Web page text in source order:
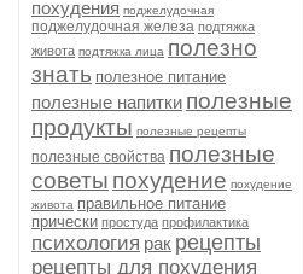
похудения поджелудочная
поджелудочная железа подтяжка
живота подтяжка лица полезно
знать полезное питание
полезные напитки полезные
продукты полезные рецепты
полезные свойства полезные
советы похудение похудение
живота правильное питание
прически простуда профилактика
психология рак рецепты
рецепты для похудения